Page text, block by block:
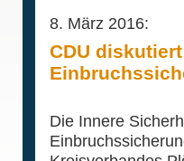
8. März 2016:
CDU
Die Innere